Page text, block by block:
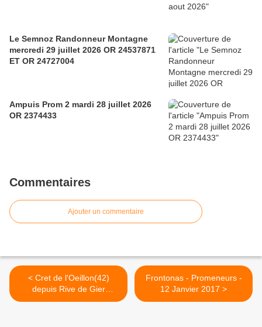
Le Semnoz Randonneur Montagne
mercredi 29 juillet 2026 OR 24537871
ET OR 24727004
Ampuis Prom 2 mardi 28 juillet 2026
OR 2374433
Commentaires
Ajouter un commentaire
< Cret de l'Oeillon(42)
depuis Rive de Gier
Mercredi 28 décembre
Frontonas - Promeneurs -
12 Janvier 2017 >